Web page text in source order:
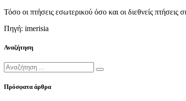
Τόσο οι πτήσεις εσωτερικού όσο και οι διεθνείς
Πηγή: imerisia
Αναζήτηση
Πρόσφατα άρθρα